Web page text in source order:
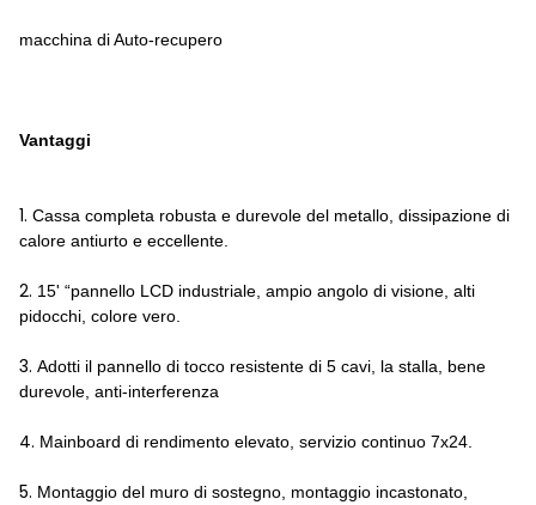
macchina di Auto-recupero
Vantaggi
1. Cassa completa robusta e durevole del metallo, dissipazione di
calore antiurto e eccellente.
2. 15' “pannello LCD industriale, ampio angolo di visione, alti
pidocchi, colore vero.
3. Adotti il pannello di tocco resistente di 5 cavi, la stalla, bene
durevole, anti-interferenza
4. Mainboard di rendimento elevato, servizio continuo 7x24.
5. Montaggio del muro di sostegno, montaggio incastonato,